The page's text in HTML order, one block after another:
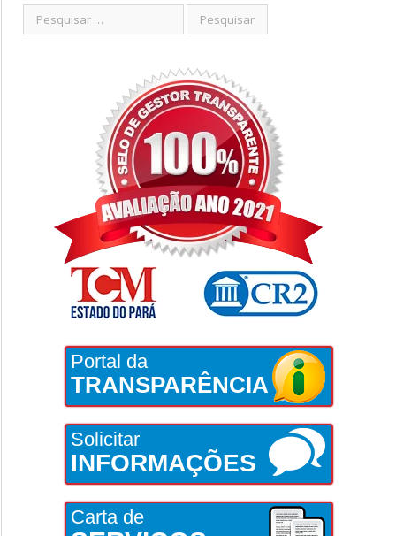
Portal da
TRANSPARÊNCIA
Solicitar
INFORMAÇÕES
Carta de